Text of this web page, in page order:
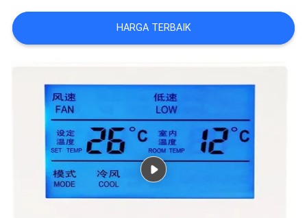
SITEMAP
POLICY
HARGA TERBAIK